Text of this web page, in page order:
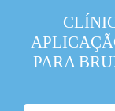
PARA